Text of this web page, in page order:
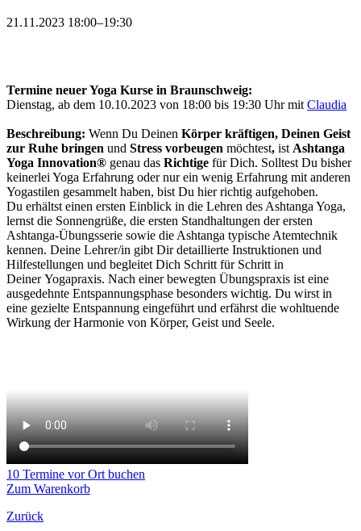
21.11.2023 18:00–19:30
Termine neuer Yoga Kurse in Braunschweig:
Dienstag, ab dem 10.10.2023 von 18:00 bis 19:30 Uhr mitClaudia
Beschreibung: Wenn Du DeinenKörper kräftigen, Deinen Geist
zur Ruhe bringen undStress vorbeugen möchtest,ist Ashtanga
Yoga Innovation® genau dasRichtige für Dich. Solltest Du bisher
keinerlei Yoga Erfahrung oder nur ein wenig Erfahrung mit anderen
Yogastilen gesammelt haben, bist Du hier richtig aufgehoben.
Du erhältst einen ersten Einblick in die Lehren des Ashtanga Yoga,
lernst die Sonnengrüße, die ersten Standhaltungen der ersten
Ashtanga-Übungsserie sowie die Ashtanga typische Atemtechnik
kennen. Deine Lehrer/in gibt Dir detaillierte Instruktionen und
Hilfestellungen und begleitet Dich Schritt für Schritt in
Deiner Yogapraxis. Nach einer bewegten Übungspraxis ist eine
ausgedehnte Entspannungsphase besonders wichtig. Du wirst in
eine gezielte Entspannung eingeführt und erfährst die wohltuende
Wirkung der Harmonie von Körper, Geist und Seele.
10 Termine vor Ort buchen
Zum Warenkorb
Zurück